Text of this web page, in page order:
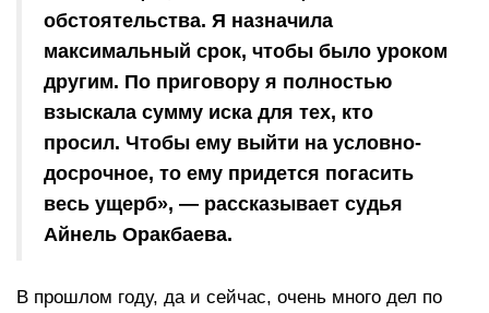
обстоятельства. Я назначила
максимальный срок, чтобы было уроком
другим. По приговору я полностью
взыскала сумму иска для тех, кто
просил. Чтобы ему выйти на условно-
досрочное, то ему придется погасить
весь ущерб», — рассказывает судья
Айнель Оракбаева.
В прошлом году, да и сейчас, очень много дел по